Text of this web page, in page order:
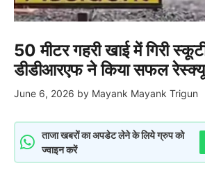
50 मीटर गहरी खाई में गिरी
डीडीआरएफ ने किया सफल रेस्क्यू
June 6, 2026 by Mayank Mayank Trigun
ताजा खबरों का अपडेट लेने के लिये ग्रुप को
ज्वाइन करें